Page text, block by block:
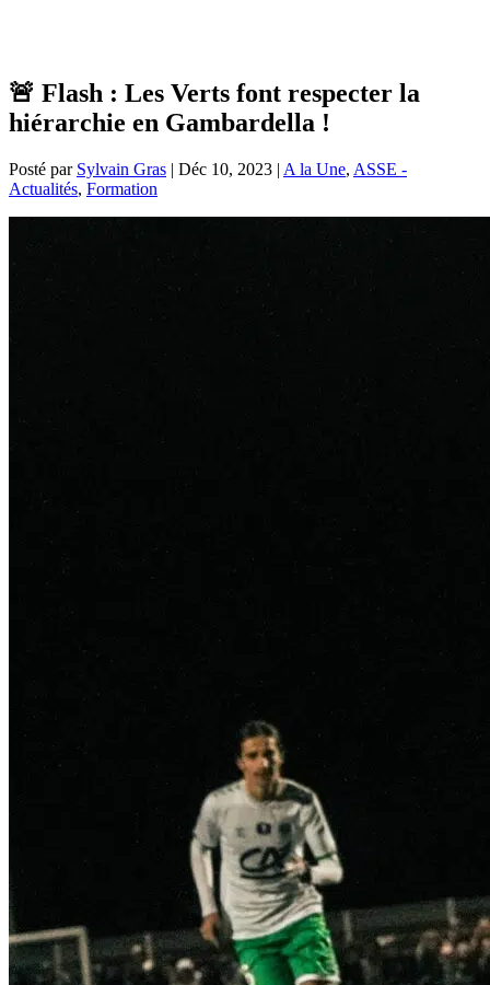
🚨 Flash : Les Verts font respecter la
hiérarchie en Gambardella !
Posté par Sylvain Gras | Déc 10, 2023 | A la Une, ASSE -
Actualités, Formation